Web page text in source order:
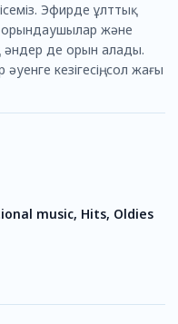
Эфирде ұлттық
және
әндер де орын алады.
кезігесің, сол жағы
music, Hits, Oldies